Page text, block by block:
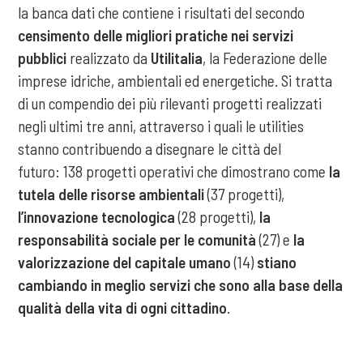
la banca dati che contiene i risultati del secondo
censimento delle migliori pratiche nei servizi
pubblici realizzato da Utilitalia, la Federazione delle
imprese idriche, ambientali ed energetiche. Si tratta
di un compendio dei più rilevanti progetti realizzati
negli ultimi tre anni, attraverso i quali le utilities
stanno contribuendo a disegnare le città del
futuro: 138 progetti operativi che dimostrano come la
tutela delle risorse ambientali(37 progetti),
l’innovazione tecnologica(28 progetti), la
responsabilità sociale per le comunità(27) e la
valorizzazione del capitale umano(14) stiano
cambiando in meglio servizi che sono alla base della
qualità della vita di ogni cittadino.